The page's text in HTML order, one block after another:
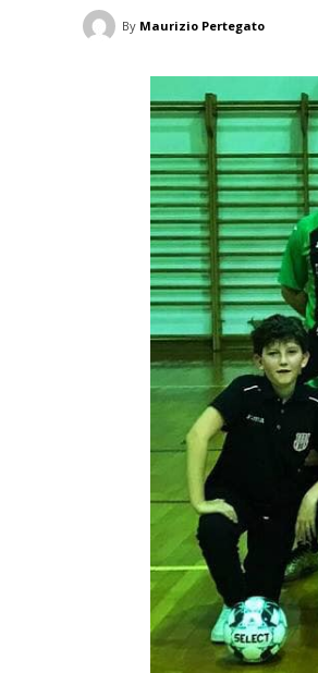
By Maurizio Pertegato